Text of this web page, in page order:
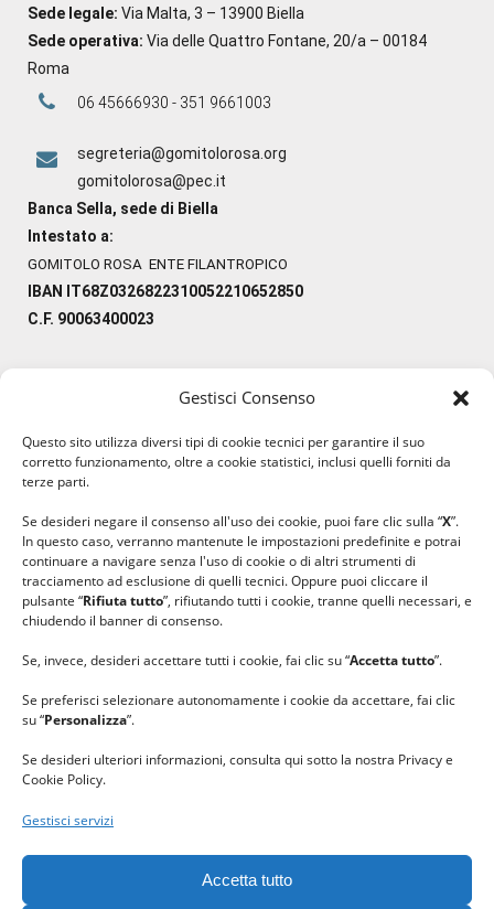
Gestisci Consenso
Questo sito utilizza diversi tipi di cookie tecnici per garantire il suo
corretto funzionamento, oltre a cookie statistici, inclusi quelli forniti da
terze parti.
Se desideri negare il consenso all'uso dei cookie, puoi fare clic sulla “X”.
In questo caso, verranno mantenute le impostazioni predefinite e potrai
continuare a navigare senza l'uso di cookie o di altri strumenti di
tracciamento ad esclusione di quelli tecnici. Oppure puoi cliccare il
pulsante “Rifiuta tutto”, rifiutando tutti i cookie, tranne quelli necessari, e
chiudendo il banner di consenso.
Se, invece, desideri accettare tutti i cookie, fai clic su “Accetta tutto”.
Se preferisci selezionare autonomamente i cookie da accettare, fai clic
su “Personalizza”.
Se desideri ulteriori informazioni, consulta qui sotto la nostra Privacy e
Cookie Policy.
Gestisci servizi
Accetta tutto
Sede legale: Via Malta, 3 – 13900 Biella
Sede operativa: Via delle Quattro Fontane, 20/a – 00184
Roma
06 45666930 - 351 9661003
segreteria@gomitolorosa.org
gomitolorosa@pec.it
Banca Sella, sede di Biella
Intestato a:
GOMITOLO ROSA ENTE FILANTROPICO
IBAN IT68Z0326822310052210652850
C.F. 90063400023
#lanaterapia
#ilcaloredellempatia